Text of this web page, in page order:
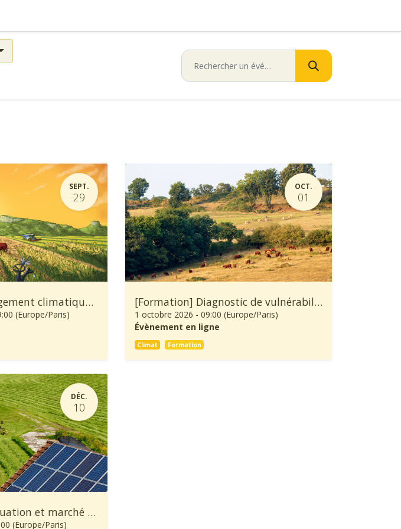
SEPT.
29
[Formation] Changement climatique: À quoi se préparer et comment s’adapter ?
(Europe/Paris)
OCT.
01
[Formation] Diagnostic de vulnérabilité au changement climatique et démarche d’adaptation d’une exploitation agricole
1 octobre 2026 - 09:00 (Europe/Paris)
Évènement en ligne
Climat Formation
DÉC.
10
[Formation] Atténuation et marché carbone en agriculture
(Europe/Paris)